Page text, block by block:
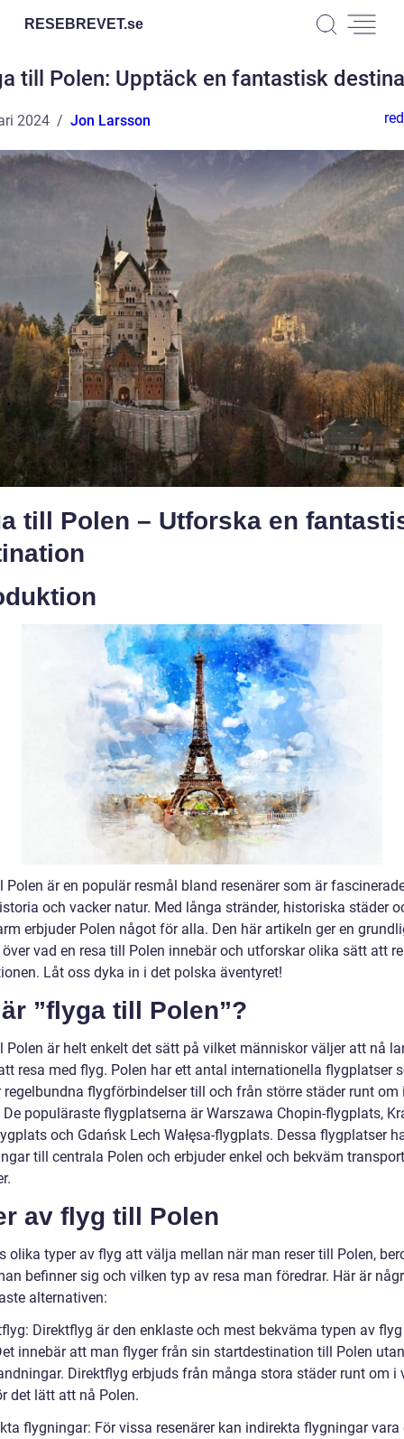
RESEBREVET.se
till Polen: Upptäck en fantastisk
2024 Jon Larsson
till Polen – Utforska en
Polen är en populär resmål bland resenärer som är
och vacker natur. Med långa stränder, historiska städer
erbjuder Polen något för alla. Den här artikeln ger en
vad en resa till Polen innebär och utforskar olika sätt att
Låt oss dyka in i det polska äventyret!
”flyga till Polen”?
Polen är helt enkelt det sätt på vilket människor väljer att nå
resa med flyg. Polen har ett antal internationella flygplatser
regelbundna flygförbindelser till och från större städer runt om
De populäraste flygplatserna är Warszawa Chopin-flygplats,
och Gdańsk Lech Wałęsa-flygplats. Dessa flygplatser
till centrala Polen och erbjuder enkel och bekväm
av flyg till Polen
olika typer av flyg att välja mellan när man reser till Polen,
befinner sig och vilken typ av resa man föredrar. Här är
alternativen:
Direktflyg är den enklaste och mest bekväma typen av
innebär att man flyger från sin startdestination till Polen
Direktflyg erbjuds från många stora städer runt om i
det lätt att nå Polen.
flygningar: För vissa resenärer kan indirekta flygningar vara